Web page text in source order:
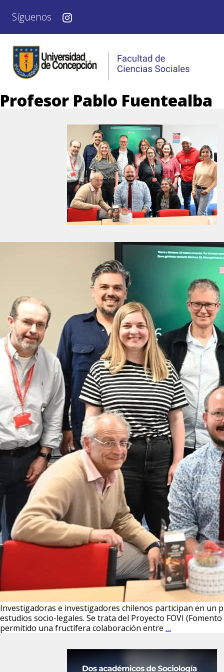
Síguenos
Profesor Pablo Fuentealba
Investigadoras e investigadores chilenos participan en un
estudios socio-legales. Se trata del Proyecto FOVI
permitido una fructífera colaboración entre …
Reino
Unido
estrechan